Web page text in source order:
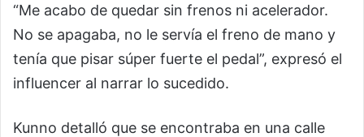
“Me acabo de quedar sin frenos ni acelerador.
No se apagaba, no le servía el freno de mano y
tenía que pisar súper fuerte el pedal”, expresó el
influencer al narrar lo sucedido.
Kunno detalló que se encontraba en una calle